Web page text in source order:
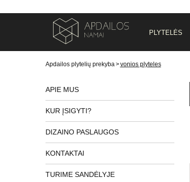
PLYTELĖS
Apdailos plytelių prekyba >vonios plyteles
APIE MUS
KUR ĮSIGYTI?
DIZAINO PASLAUGOS
KONTAKTAI
TURIME SANDĖLYJE